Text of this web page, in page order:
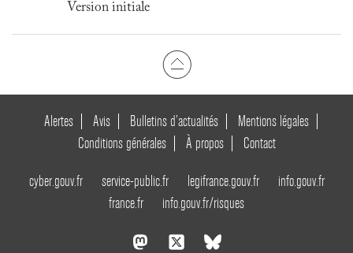
Version initiale
Alertes Avis Bulletins d’actualités
Mentions légales
Conditions générales
À propos Contact
cyber.gouv.fr service-public.fr legifrance.gouv.fr
info.gouv.fr
france.fr
info.gouv.fr/risques